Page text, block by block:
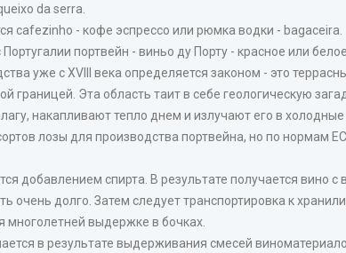
da serra.
cafezinho - кофе эспрессо или рюмка водки - bagaceira.
портвейн - виньо ду Порту - красное или
уже с XVIII века определяется законом - это
границей. Эта область таит в себе геологическую
накапливают тепло днем и излучают его в
лозы для производства портвейна, но по нормам
добавлением спирта. В результате получается вино
очень долго. Затем следует транспортировка к
многолетней выдержке в бочках.
в результате выдерживания смесей